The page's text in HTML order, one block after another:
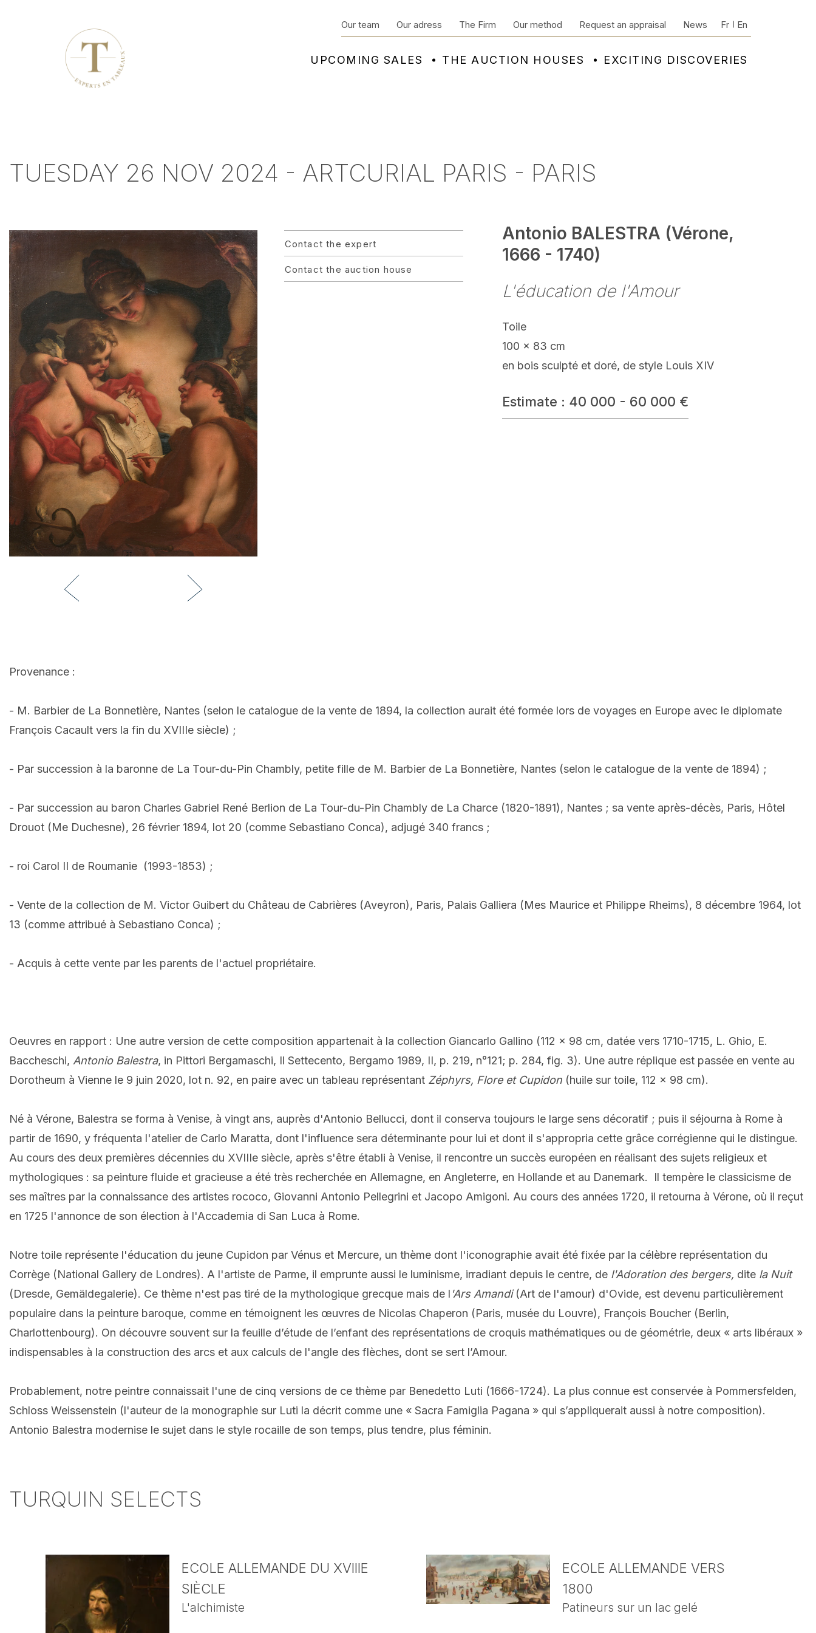
UPCOMING SALES THE AUCTION HOUSES EXCITING DISCOVERIES
Our team Our adress The Firm Our method Request an appraisal News Fr En
TUESDAY 26 NOV 2024 - ARTCURIAL PARIS - PARIS
Contact the expert
Contact the auction house
Antonio BALESTRA (Vérone,
1666 - 1740)
L'éducation de l'Amour
Toile
100 x 83 cm
en bois sculpté et doré, de style Louis XIV
Estimate : 40 000 - 60 000 €
Provenance :
- M. Barbier de La Bonnetière, Nantes (selon le catalogue de la vente de 1894, la collection aurait été formée lors de voyages en Europe avec le diplomate
François Cacault vers la fin du XVIIIe siècle) ;
- Par succession à la baronne de La Tour-du-Pin Chambly, petite fille de M. Barbier de La Bonnetière, Nantes (selon le catalogue de la vente de 1894) ;
- Par succession au baron Charles Gabriel René Berlion de La Tour-du-Pin Chambly de La Charce (1820-1891), Nantes ; sa vente après-décès, Paris, Hôtel
Drouot (Me Duchesne), 26 février 1894, lot 20 (comme Sebastiano Conca), adjugé 340 francs ;
- roi Carol II de Roumanie (1993-1853) ;
- Vente de la collection de M. Victor Guibert du Château de Cabrières (Aveyron), Paris, Palais Galliera (Mes Maurice et Philippe Rheims), 8 décembre 1964, lot
13 (comme attribué à Sebastiano Conca) ;
- Acquis à cette vente par les parents de l'actuel propriétaire.
Oeuvres en rapport : Une autre version de cette composition appartenait à la collection Giancarlo Gallino (112 x 98 cm, datée vers 1710-1715, L. Ghio, E.
Baccheschi, Antonio Balestra, in Pittori Bergamaschi, Il Settecento, Bergamo 1989, II, p. 219, n°121; p. 284, fig. 3). Une autre réplique est passée en vente au
Dorotheum à Vienne le 9 juin 2020, lot n. 92, en paire avec un tableau représentant Zéphyrs, Flore et Cupidon (huile sur toile, 112 x 98 cm).
Né à Vérone, Balestra se forma à Venise, à vingt ans, auprès d'Antonio Bellucci, dont il conserva toujours le large sens décoratif ; puis il séjourna à Rome à
partir de 1690, y fréquenta l'atelier de Carlo Maratta, dont l'influence sera déterminante pour lui et dont il s'appropria cette grâce corrégienne qui le distingue.
Au cours des deux premières décennies du XVIIIe siècle, après s'être établi à Venise, il rencontre un succès européen en réalisant des sujets religieux et
mythologiques : sa peinture fluide et gracieuse a été très recherchée en Allemagne, en Angleterre, en Hollande et au Danemark. Il tempère le classicisme de
ses maîtres par la connaissance des artistes rococo, Giovanni Antonio Pellegrini et Jacopo Amigoni. Au cours des années 1720, il retourna à Vérone, où il reçut
en 1725 l'annonce de son élection à l'Accademia di San Luca à Rome.
Notre toile représente l'éducation du jeune Cupidon par Vénus et Mercure, un thème dont l'iconographie avait été fixée par la célèbre représentation du
Corrège (National Gallery de Londres). A l'artiste de Parme, il emprunte aussi le luminisme, irradiant depuis le centre, de l'Adoration des bergers, dite la Nuit
(Dresde, Gemäldegalerie). Ce thème n'est pas tiré de la mythologique grecque mais de l 'Ars Amandi(Art de l'amour) d'Ovide, est devenu particulièrement
populaire dans la peinture baroque, comme en témoignent les œuvres de Nicolas Chaperon (Paris, musée du Louvre), François Boucher (Berlin,
Charlottenbourg). On découvre souvent sur la feuille d’étude de l’enfant des représentations de croquis mathématiques ou de géométrie, deux « arts libéraux »
indispensables à la construction des arcs et aux calculs de l'angle des flèches, dont se sert l’Amour.
Probablement, notre peintre connaissait l'une de cinq versions de ce thème par Benedetto Luti (1666-1724). La plus connue est conservée à Pommersfelden,
Schloss Weissenstein (l'auteur de la monographie sur Luti la décrit comme une « Sacra Famiglia Pagana » qui s’appliquerait aussi à notre composition).
Antonio Balestra modernise le sujet dans le style rocaille de son temps, plus tendre, plus féminin.
TURQUIN SELECTS
ECOLE ALLEMANDE DU XVIIIE
SIÈCLE
L'alchimiste
ECOLE ALLEMANDE VERS
1800
Patineurs sur un lac gelé